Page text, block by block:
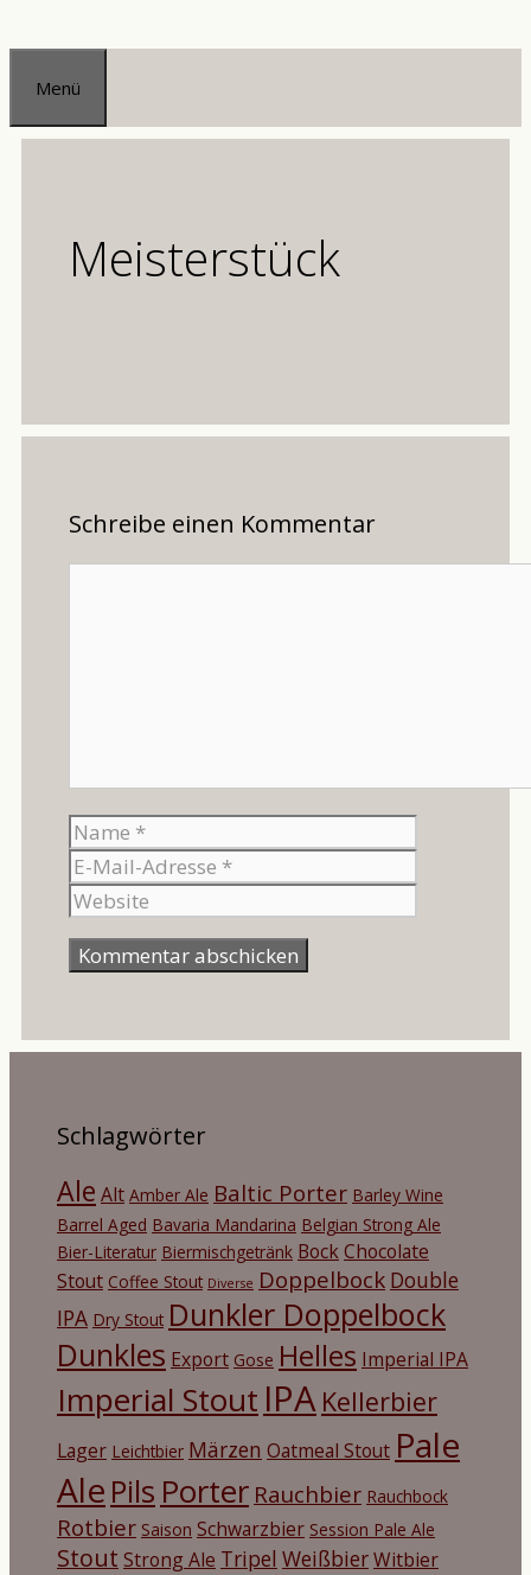
Zum
Inhalt
springen
Menü
Meisterstück
Schreibe einen Kommentar
Name
Mail-
Adresse
Schlagwörter
Ale Alt Amber Ale Baltic Porter Barley Wine
Barrel Aged Bavaria Mandarina Belgian Strong Ale
Bier-Literatur Biermischgetränk BockChocolate
Stout Coffee Stout Diverse Doppelbock Double
IPA Dry Stout Dunkler Doppelbock
Dunkles Export Gose Helles Imperial IPA
Imperial Stout IPA Kellerbier
Lager Leichtbier Märzen Oatmeal Stout Pale
Ale Pils Porter Rauchbier Rauchbock
Rotbier Saison Schwarzbier Session Pale Ale
Stout Strong Ale Tripel WeißbierWitbier